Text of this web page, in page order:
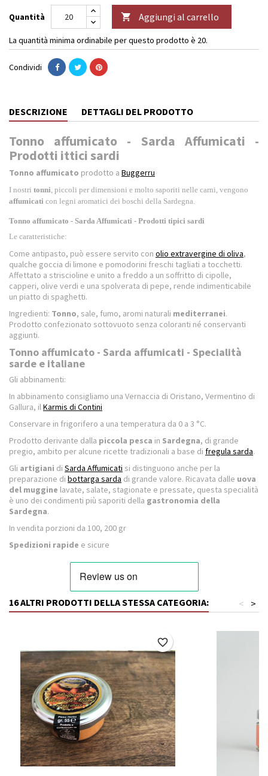
Quantità  Aggiungi al carrello
La quantità minima ordinabile per questo prodotto è 20.
Condividi
DESCRIZIONE DETTAGLI DEL PRODOTTO
Tonno affumicato - Sarda Affumicati -
Prodotti ittici sardi
Tonno affumicato prodotto a Buggerru
I nostri tonni , piccoli per dimensioni e molto saporiti nelle carni, vengono
affumicati con legni aromatici dei boschi della Sardegna.
Tonno affumicato - Sarda Affumicati - Prodotti tipici sardi
Le caratteristiche:
Come antipasto, può essere servito con olio extravergine di oliva,
qualche goccia di limone e pomodorini freschi tagliati a tocchetti.
Affettato a striscioline e unito a freddo a un soffritto di cipolle,
capperi, olive verdi e una spolverata di pepe, rende indimenticabile
un piatto di spaghetti.
Ingredienti: Tonno, sale, fumo, aromi naturali mediterranei.
Prodotto confezionato sottovuoto senza coloranti né conservanti
aggiunti.
Tonno affumicato - Sarda affumicati - Specialità
sarde e italiane
Gli abbinamenti:
In abbinamento consigliamo una Vernaccia di Oristano, Vermentino di
Gallura, ilKarmis di Contini
Conservare in frigorifero a una temperatura da 0 a 3 °C.
Prodotto derivante dalla piccola pesca in Sardegna, di grande
pregio, ambito per alcune ricette tradizionali a base di fregula sarda.
Gli artigiani di Sarda Affumicati si distinguono anche per la
preparazione di bottarga sarda di grande valore. Ricavata dalle uova
del muggine lavate, salate, stagionate e pressate, questa specialità
è uno dei condimenti più saporiti della gastronomia della
Sardegna.
In vendita porzioni da 100, 200 gr
Spedizioni rapide e sicure
16 ALTRI PRODOTTI DELLA STESSA CATEGORIA: >
<
favorite_border